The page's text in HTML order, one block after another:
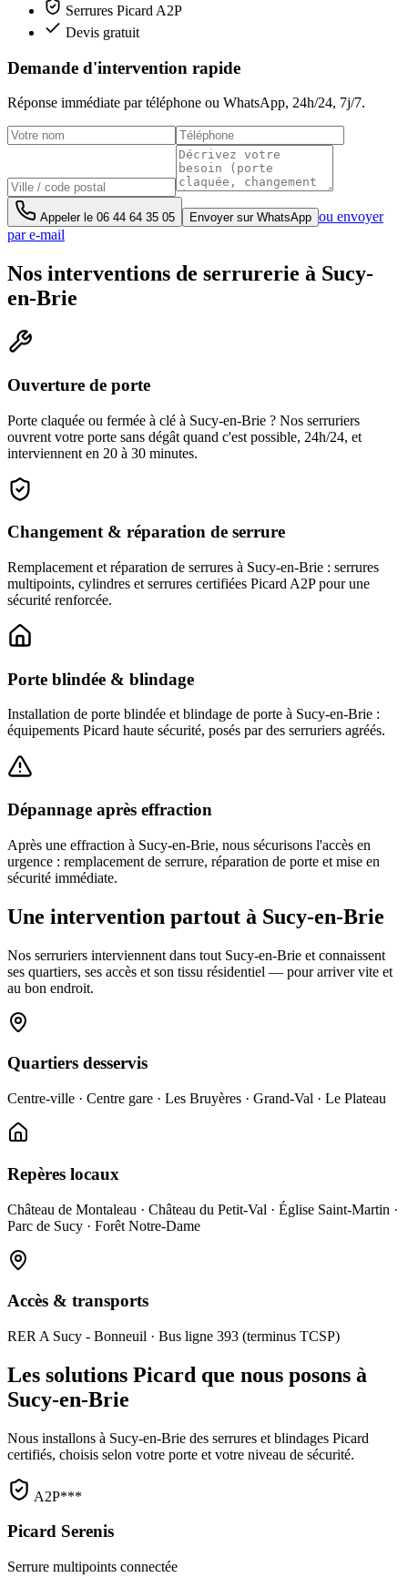
Serrures Picard A2P
Devis gratuit
Demande d'intervention rapide
Réponse immédiate par téléphone ou WhatsApp, 24h/24, 7j/7.
Appeler le 06 44 64 35 05 Envoyer sur WhatsApp ou envoyer
par e-mail
Nos interventions de serrurerie à Sucy-
en-Brie
Ouverture de porte
Porte claquée ou fermée à clé à Sucy-en-Brie ? Nos serruriers
ouvrent votre porte sans dégât quand c'est possible, 24h/24, et
interviennent en 20 à 30 minutes.
Changement & réparation de serrure
Remplacement et réparation de serrures à Sucy-en-Brie : serrures
multipoints, cylindres et serrures certifiées Picard A2P pour une
sécurité renforcée.
Porte blindée & blindage
Installation de porte blindée et blindage de porte à Sucy-en-Brie :
équipements Picard haute sécurité, posés par des serruriers agréés.
Dépannage après effraction
Après une effraction à Sucy-en-Brie, nous sécurisons l'accès en
urgence : remplacement de serrure, réparation de porte et mise en
sécurité immédiate.
Une intervention partout à Sucy-en-Brie
Nos serruriers interviennent dans tout Sucy-en-Brie et connaissent
ses quartiers, ses accès et son tissu résidentiel — pour arriver vite et
au bon endroit.
Quartiers desservis
Centre-ville · Centre gare · Les Bruyères · Grand-Val · Le Plateau
Repères locaux
Château de Montaleau · Château du Petit-Val · Église Saint-Martin ·
Parc de Sucy · Forêt Notre-Dame
Accès & transports
RER A Sucy - Bonneuil · Bus ligne 393 (terminus TCSP)
Les solutions Picard que nous posons à
Sucy-en-Brie
Nous installons à Sucy-en-Brie des serrures et blindages Picard
certifiés, choisis selon votre porte et votre niveau de sécurité.
A2P***
Picard Serenis
Serrure multipoints connectée